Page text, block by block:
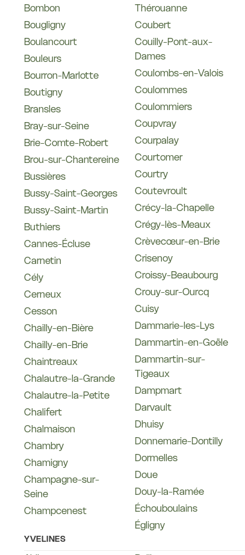
Bombon
Bougligny
Boulancourt
Bouleurs
Bourron-Marlotte
Boutigny
Bransles
Bray-sur-Seine
Brie-Comte-Robert
Brou-sur-Chantereine
Bussières
Bussy-Saint-Georges
Bussy-Saint-Martin
Buthiers
Cannes-Écluse
Carnetin
Cély
Cerneux
Cesson
Chailly-en-Bière
Chailly-en-Brie
Chaintreaux
Chalautre-la-Grande
Chalautre-la-Petite
Chalifert
Chalmaison
Chambry
Chamigny
Champagne-sur-
Seine
Champcenest
Thérouanne
Coubert
Couilly-Pont-aux-
Dames
Coulombs-en-Valois
Coulommes
Coulommiers
Coupvray
Courpalay
Courtomer
Courtry
Coutevroult
Crécy-la-Chapelle
Crégy-lès-Meaux
Crèvecœur-en-Brie
Crisenoy
Croissy-Beaubourg
Crouy-sur-Ourcq
Cuisy
Dammarie-les-Lys
Dammartin-en-Goële
Dammartin-sur-
Tigeaux
Dampmart
Darvault
Dhuisy
Donnemarie-Dontilly
Dormelles
Doue
Douy-la-Ramée
Échouboulains
Égligny
YVELINES